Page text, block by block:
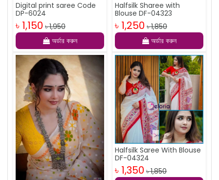
Digital print saree Code
DP-6024
৳ 1,150 ৳ 1,950
অর্ডার করুন
Halfsilk Sharee with
Blouse DF-04323
৳ 1,250 ৳ 1,850
অর্ডার করুন
Halfsilk Saree With Blouse
DF-04324
৳ 1,350 ৳ 1,850